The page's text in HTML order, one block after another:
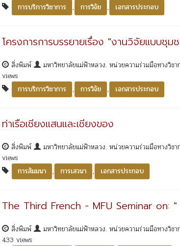
การบริการวิชาการ
, การวิจัย , เอกสารประกอบ
โครงการการบรรยายเรื่อง "งานวิจัยแบบชุ
สิ่งพิมพ์ มหาวิทยาลัยแม่ฟ้าหลวง. หน่วยความร่วมมือทางวิชา
views
การบริการวิชาการ
, การวิจัย , เอกสารประกอบ
ท่าเรือเชียงแสนและเชียงของ
สิ่งพิมพ์ มหาวิทยาลัยแม่ฟ้าหลวง. หน่วยความร่วมมือทางวิชา
views
การสัมมนา
, การเสวนา , เอกสารประกอบ
The Third French - MFU Seminar on:
สิ่งพิมพ์ มหาวิทยาลัยแม่ฟ้าหลวง. หน่วยความร่วมมือทางวิชา
433 views